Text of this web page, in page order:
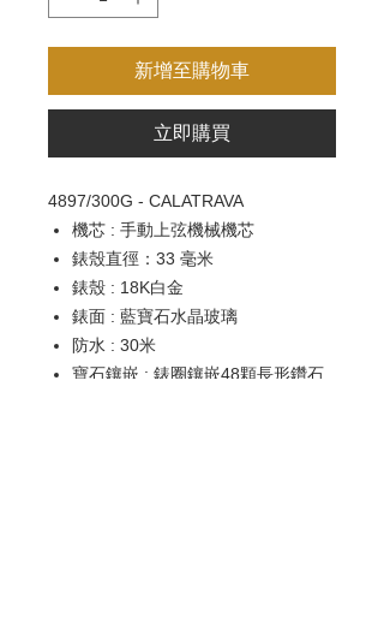
新增至購物車
立即購買
4897/300G - CALATRAVA
機芯 : 手動上弦機械機芯
錶殼直徑：33 毫米
錶殼 : 18K白金
錶面 : 藍寶石水晶玻璃
防水 : 30米
寶石鑲嵌 : 錶圈鑲嵌48顆長形鑽石 ,